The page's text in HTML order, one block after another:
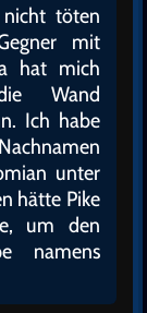
nicht töten
mit
hat mich
Wand
Ich habe
unter
hätte Pike
um den
namens